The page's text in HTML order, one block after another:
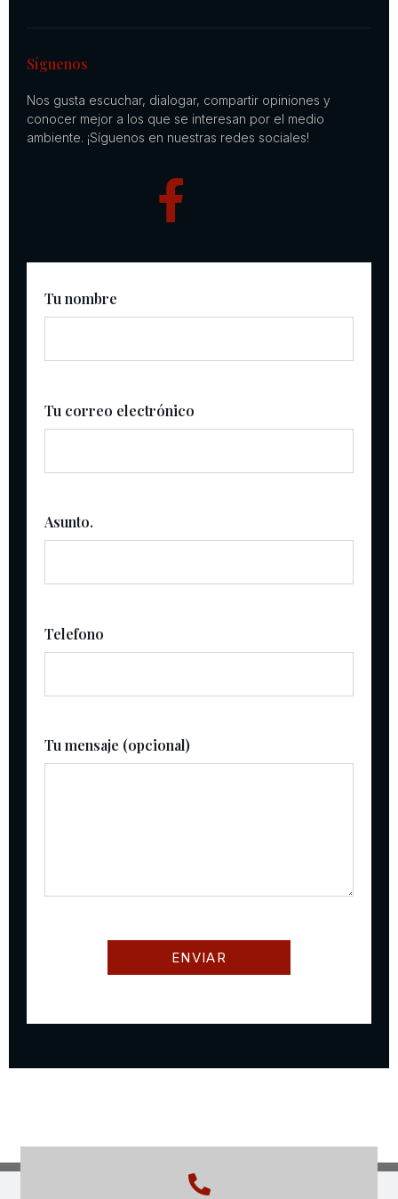
Síguenos
Nos gusta escuchar, dialogar, compartir opiniones y
conocer mejor a los que se interesan por el medio
ambiente. ¡Síguenos en nuestras redes sociales!
Tu nombre
Tu correo electrónico
Asunto.
Telefono
Tu mensaje (opcional)